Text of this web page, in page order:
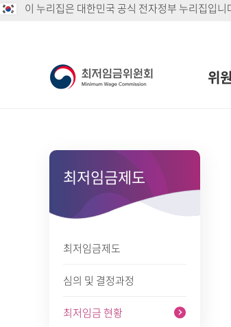
이 누리집은 대한민국 공식 전자정부 누리집입니
위
최저임금제도
최저임금제도
심의 및 결정과정
최저임금 현황